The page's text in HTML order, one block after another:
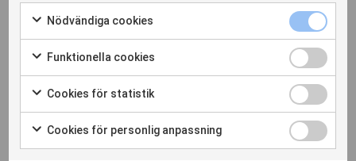
8 juni – Trump skickar nationalgardet till Los Angeles efter
protester mot immigrationsräder.
14 juni – Journalisten Mario Guevara grips medan han
rapporterar om immigrationsräder i Atlanta, Georgia. Trots att
anklagelserna mot honom läggs ned och han beordras att
deportationsprocess mot honom – trots att han har laglig rätt
Nödvändiga cookies
Markera
för
till
användning
av
cookies
kryssruta
Funktionella cookies
Markera
för
till
användning
cookies
kryssruta
Cookies för statistik
Markera
för
Cookies
för
statistik
kryssruta
Cookies för personlig anpassning
Markera
Cookies
för